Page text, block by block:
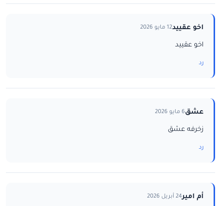
اخو عقييد12 مايو 2026
اخو عقييد
رد
عشق6 مايو 2026
زخرفه عشق
رد
أم امير24 أبريل 2026